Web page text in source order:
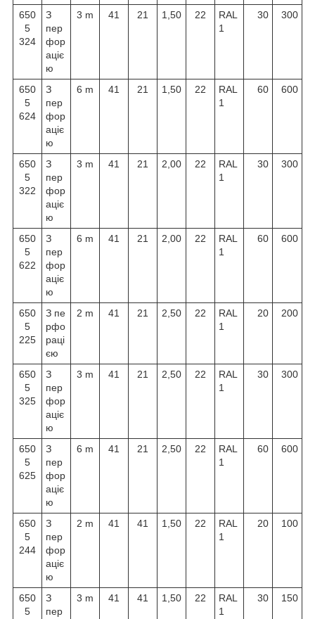
650
5
324
З
пер
фор
аціє
ю
3 m 41 21 1,50 22
RAL
1
30 300
650
5
624
З
пер
фор
аціє
ю
6 m 41 21 1,50 22
RAL
1
60 600
650
5
322
З
пер
фор
аціє
ю
3 m 41 21 2,00 22
RAL
1
30 300
650
5
622
З
пер
фор
аціє
ю
6 m 41 21 2,00 22
RAL
1
60 600
650
5
225
З пе
рфо
раці
єю
2 m 41 21 2,50 22
RAL
1
20 200
650
5
325
З
пер
фор
аціє
ю
3 m 41 21 2,50 22
RAL
1
30 300
650
5
625
З
пер
фор
аціє
ю
6 m 41 21 2,50 22
RAL
1
60 600
650
5
244
З
пер
фор
аціє
ю
2 m 41 41 1,50 22
RAL
1
20 100
650
5
З
пер
3 m 41 41 1,50 22
RAL
1
30 150